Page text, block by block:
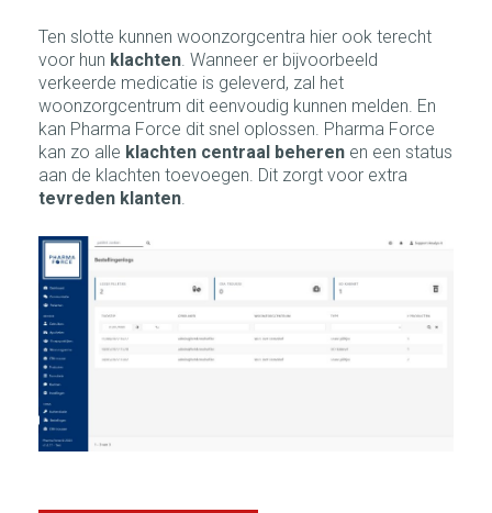
Ten slotte kunnen woonzorgcentra hier ook terecht
voor hun klachten. Wanneer er bijvoorbeeld
verkeerde medicatie is geleverd, zal het
woonzorgcentrum dit eenvoudig kunnen melden. En
kan Pharma Force dit snel oplossen. Pharma Force
kan zo alle klachten centraal beheren en een status
aan de klachten toevoegen. Dit zorgt voor extra
tevreden klanten.